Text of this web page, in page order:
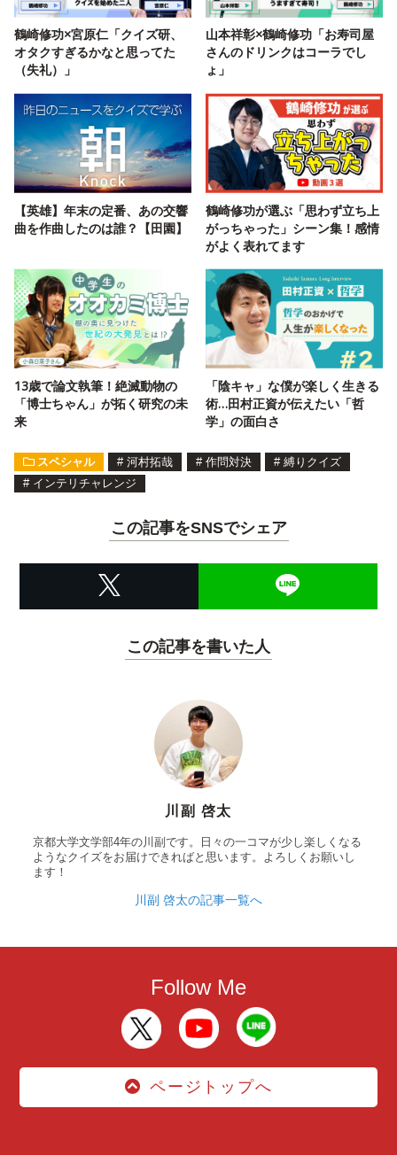
鶴崎修功×宮原仁「クイズ研、
オタクすぎるかなと思ってた
（失礼）」
山本祥彰×鶴崎修功「お寿司屋
さんのドリンクはコーラでし
ょ」
【英雄】年末の定番、あの交響
曲を作曲したのは誰？【田園】
鶴崎修功が選ぶ「思わず立ち上
がっちゃった」シーン集！感情
がよく表れてます
13歳で論文執筆！絶滅動物の
「博士ちゃん」が拓く研究の未
来
「陰キャ」な僕が楽しく生きる
術…田村正資が伝えたい「哲
学」の面白さ
スペシャル # 河村拓哉 # 作問対決 # 縛りクイズ
# インテリチャレンジ
この記事をSNSでシェア
この記事を書いた人
川副 啓太
京都大学文学部4年の川副です。日々の一コマが少し楽しくなる
ようなクイズをお届けできればと思います。よろしくお願いし
ます！
川副 啓太の記事一覧へ
Follow Me
ページトップへ